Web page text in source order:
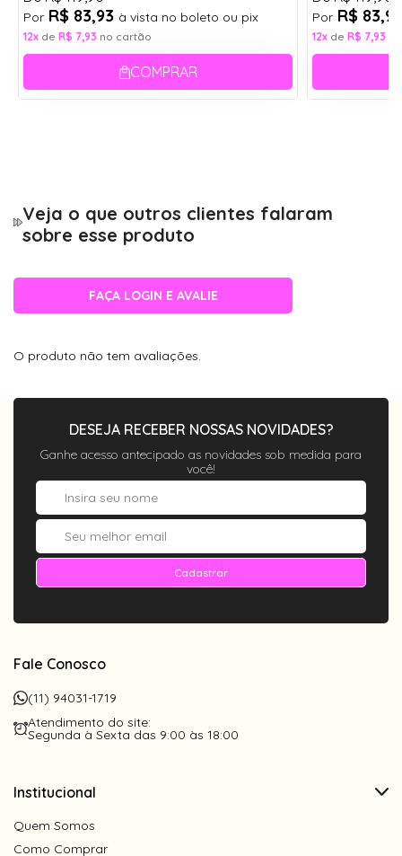
Por R$ 83,93 à vista no boleto ou pix
12x de R$ 7,93 no cartão
COMPRAR
Por R$
12x de R$ 7,93
Veja o que outros clientes falaram
sobre esse produto
FAÇA LOGIN E AVALIE
O produto não tem avaliações.
DESEJA RECEBER NOSSAS NOVIDADES?
Ganhe acesso antecipado as novidades sob medida para
você!
Cadastrar
Fale Conosco
(11) 94031-1719
Atendimento do site:
Segunda à Sexta das 9:00 às 18:00
Institucional
Quem Somos
Como Comprar